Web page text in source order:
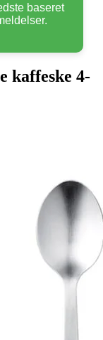
baseret
kaffeske 4-